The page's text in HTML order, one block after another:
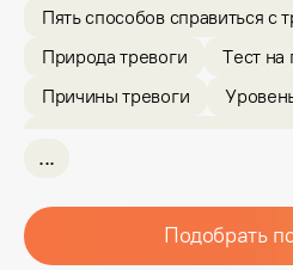
Пять способов справиться с
Природа тревоги
Тест на
Причины тревоги
Как психолог помогает
Записаться к психологу
...
Подобрать